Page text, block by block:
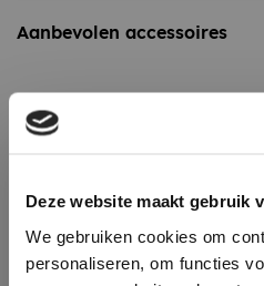
Deze website maakt gebruik
We gebruiken cookies om
personaliseren, om functies
Aanbevolen accessoires